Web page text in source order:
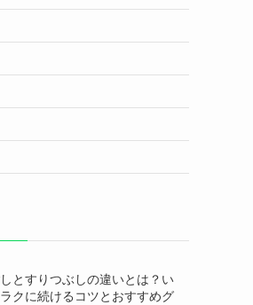
とすりつぶしの違いとは？い
クに続けるコツとおすすめグ